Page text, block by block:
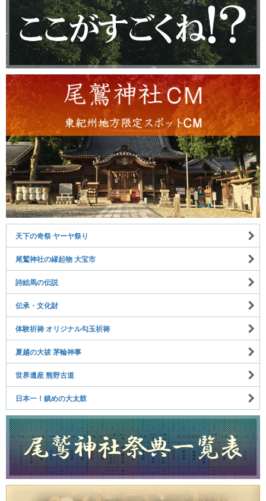
天下の奇祭 ヤーヤ祭り
尾鷲神社の縁起物 大宝市
詩絵馬の伝説
伝承・文化財
体験祈祷 オリジナル勾玉祈祷
夏越の大祓 茅輪神事
世界遺産 熊野古道
日本一！鎮めの大太鼓